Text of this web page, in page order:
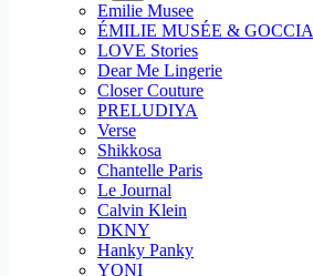
Emilie Musee
ÉMILIE MUSÉE & GOCCIA
LOVE Stories
Dear Me Lingerie
Closer Couture
PRELUDIYA
Verse
Shikkosa
Chantelle Paris
Le Journal
Calvin Klein
DKNY
Hanky Panky
YONI